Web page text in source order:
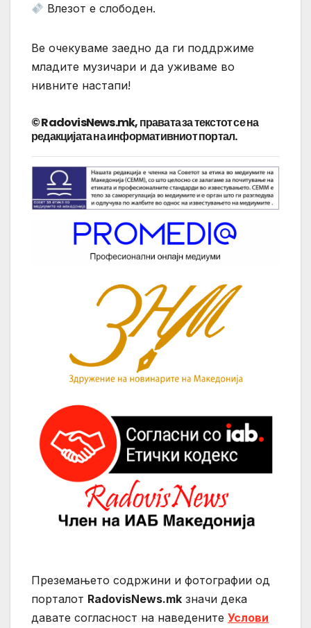
Влезот е слободен.
Ве очекуваме заедно да ги поддржиме
младите музичари и да уживаме во
нивните настапи!
© RadovisNews.mk, правата за текстот се на
редакцијата на информативниот портал.
Преземањето содржини и фотографии од
порталот RadovisNews.mk значи дека
давате согласност на нaведените Услови